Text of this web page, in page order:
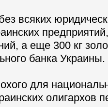
всяких
а еще 300 кг
банка Украины.
для
олигархов